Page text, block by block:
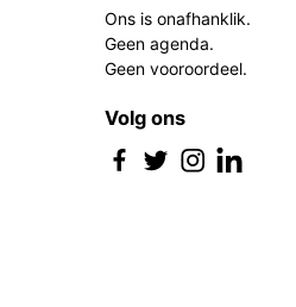
Ons is onafhanklik.
Geen agenda.
Geen vooroordeel.
Volg ons